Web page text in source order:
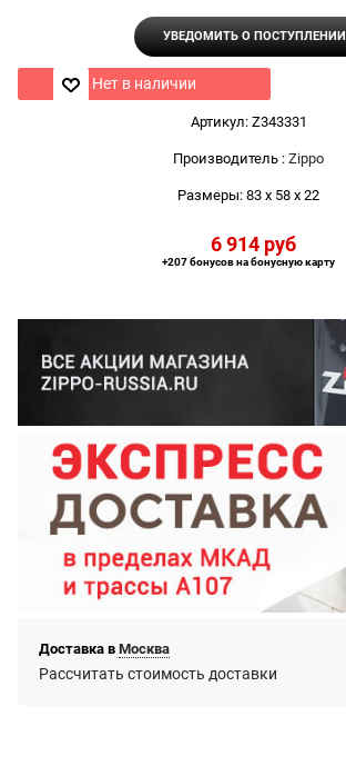
УВЕДОМИТЬ О ПОСТУПЛЕНИИ
Нет в наличии
Артикул: Z343331
Производитель : Zippo
Размеры: 83 x 58 x 22
6 914 руб
+207 бонусов на бонусную карту
Доставка в Москва
Рассчитать стоимость доставки